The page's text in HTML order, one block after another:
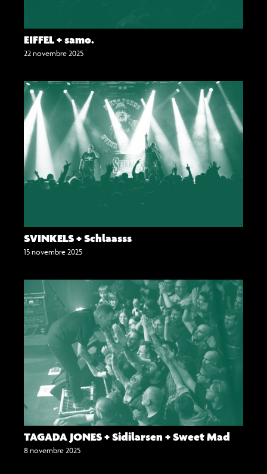
EIFFEL + samo.
22 novembre 2025
SVINKELS + Schlaasss
15 novembre 2025
TAGADA JONES + Sidilarsen + Sweet Mad
8 novembre 2025